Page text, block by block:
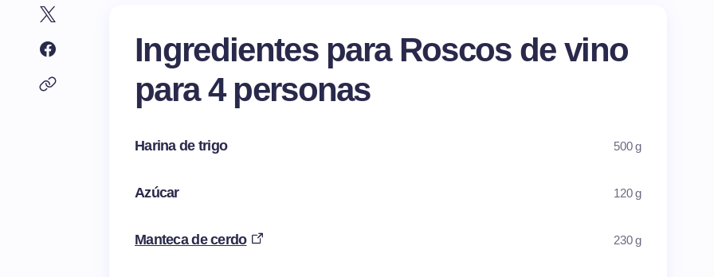
Ingredientes para Roscos de vino
para 4 personas
Harina de trigo 500 g
Azúcar 120 g
Manteca de cerdo 230 g